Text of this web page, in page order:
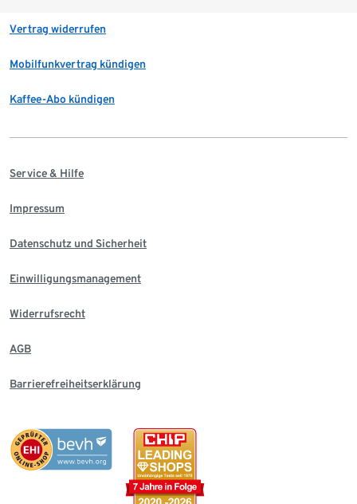
Vertrag widerrufen
Mobilfunkvertrag kündigen
Kaffee-Abo kündigen
Service & Hilfe
Impressum
Datenschutz und Sicherheit
Einwilligungsmanagement
Widerrufsrecht
AGB
Barrierefreiheitserklärung